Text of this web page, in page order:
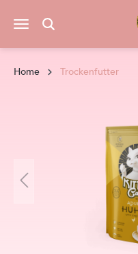
springen
Home Trockenfutter